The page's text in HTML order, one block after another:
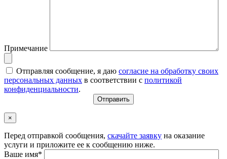
Примечание
Отправляя сообщение, я даю согласие на обработку своих
персональных данных в соответствии с политикой
конфиденциальности.
×
Перед отправкой сообщения, скачайте заявку на оказание
услуги и приложите ее к сообщению ниже.
Ваше имя*